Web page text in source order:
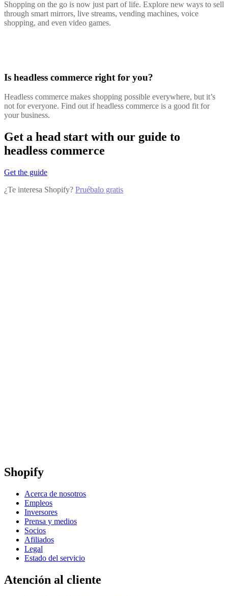
Shopping on the go is now just part of life. Explore new ways to sell
through smart mirrors, live streams, vending machines, voice
shopping, and even video games.
Is headless commerce right for you?
Headless commerce makes shopping possible everywhere, but it’s
not for everyone. Find out if headless commerce is a good fit for
your business.
Get a head start with our guide to
headless commerce
Get the guide
¿Te interesa Shopify? Pruébalo gratis
Shopify
Acerca de nosotros
Empleos
Inversores
Prensa y medios
Socios
Afiliados
Legal
Estado del servicio
Atención al cliente